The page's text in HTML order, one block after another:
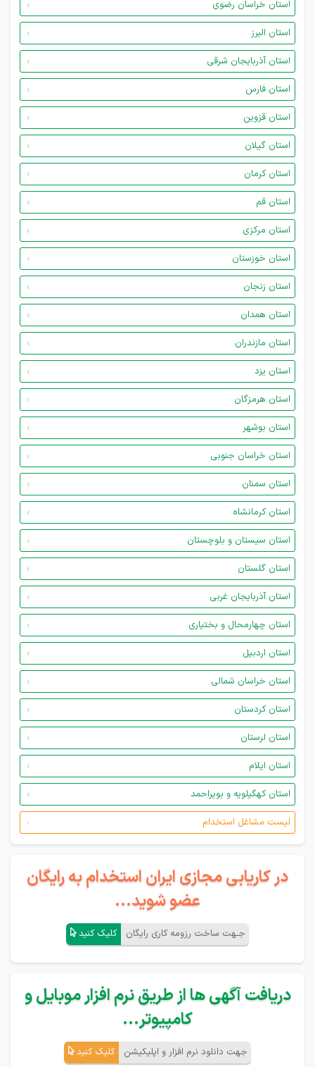
استان خراسان رضوی
استان البرز
استان آذربایجان شرقی
استان فارس
استان قزوین
استان گیلان
استان کرمان
استان قم
استان مرکزی
استان خوزستان
استان زنجان
استان همدان
استان مازندران
استان یزد
استان هرمزگان
استان بوشهر
استان خراسان جنوبی
استان سمنان
استان کرمانشاه
استان سیستان و بلوچستان
استان گلستان
استان آذربایجان غربی
استان چهارمحال و بختیاری
استان اردبیل
استان خراسان شمالی
استان کردستان
استان لرستان
استان ایلام
استان کهگیلویه و بویراحمد
لیست مشاغل استخدام
در کاریابی مجازی ایران استخدام به رایگان
عضو شوید...
جـهت ساخت رزومه کاری رایگان کلیک کنید
دریافت آگهی ها از طریق نرم افزار موبایل و
کامپیوتر...
جهت دانلود نرم افزار و اپلیکیشن کلیک کنید